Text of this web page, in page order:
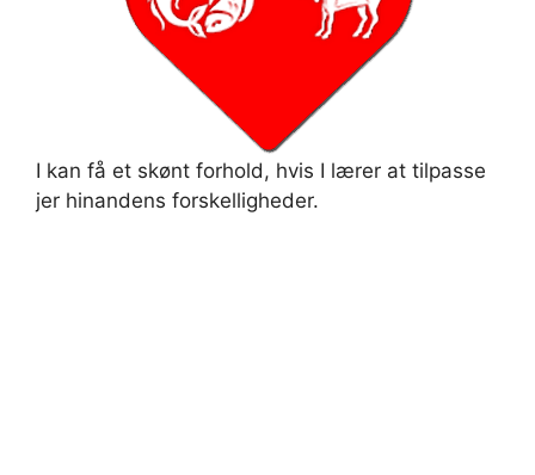
I kan få et skønt forhold, hvis I lærer at tilpasse
jer hinandens forskelligheder.